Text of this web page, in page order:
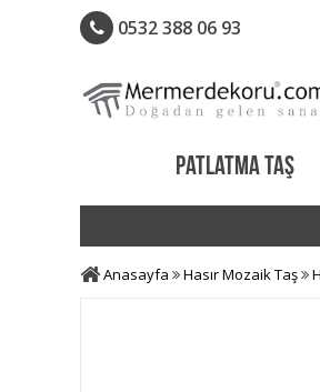
0532 388 06 93
PATLATMA TAŞ
Anasayfa Hasır Mozaik Taş